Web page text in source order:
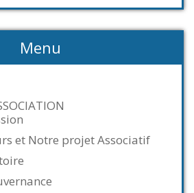
Menu
et Notre projet Associatif